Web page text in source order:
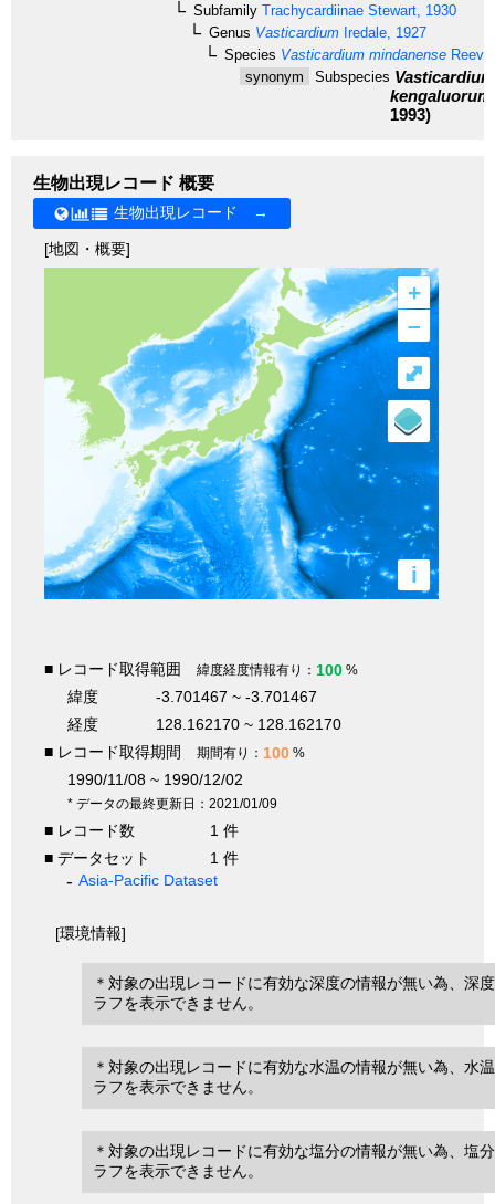
Subfamily Trachycardiinae Stewart, 1930
Genus Vasticardium Iredale, 1927
Species Vasticardium mindanense
synonym
Subspecies
kengaluorum
1993)
生物出現レコード 概要
生物出現レコード →
[地図・概要]
+
–
i
⤢
■ レコード取得範囲 緯度経度情報有り： 100 %
緯度
-3.701467 ~ -3.701467
経度
128.162170 ~ 128.162170
■ レコード取得期間
期間有り： 100 %
1990/11/08 ~ 1990/12/02
* データの最終更新日：2021/01/09
■ レコード数
1 件
■ データセット
1 件
Asia-Pacific Dataset
[環境情報]
＊対象の出現レコードに有効な深度の情報が無い為、深
ラフを表示できません。
＊対象の出現レコードに有効な水温の情報が無い為、水
ラフを表示できません。
＊対象の出現レコードに有効な塩分の情報が無い為、塩
ラフを表示できません。